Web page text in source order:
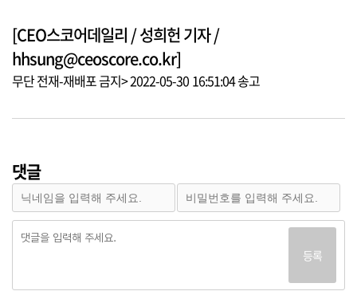
[CEO스코어데일리 / 성희헌 기자 /
hhsung@ceoscore.co.kr]
무단 전재-재배포 금지> 2022-05-30 16:51:04 송고
댓글
등록